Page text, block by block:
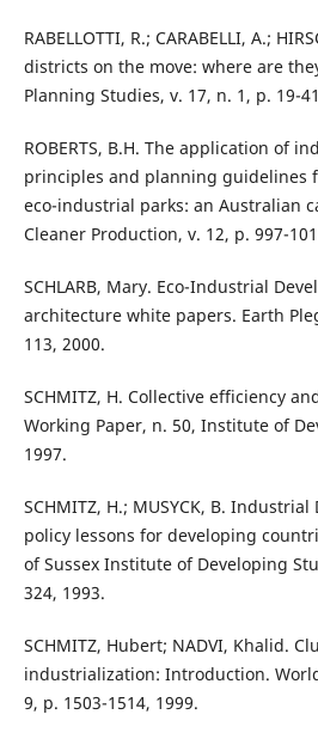
RABELLOTTI, R.; CARABELLI, A.;
districts on the move: where are
Planning Studies, v. 17, n. 1, p. 19-
ROBERTS, B.H. The application of
principles and planning guidelines
eco-industrial parks: an Australian
Cleaner Production, v. 12, p. 997-
SCHLARB, Mary. Eco-Industrial
architecture white papers. Earth
113, 2000.
SCHMITZ, H. Collective efficiency
Working Paper, n. 50, Institute of
1997.
SCHMITZ, H.; MUSYCK, B.
policy lessons for developing
of Sussex Institute of Developing
324, 1993.
SCHMITZ, Hubert; NADVI, Khalid.
industrialization: Introduction.
9, p. 1503-1514, 1999.